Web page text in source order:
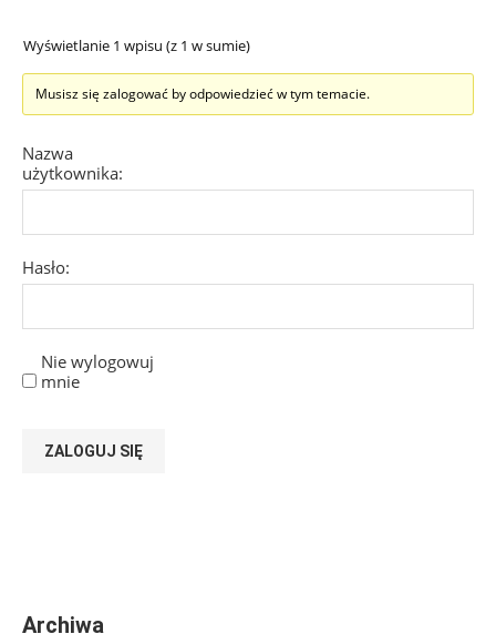
Wyświetlanie 1 wpisu (z 1 w sumie)
Musisz się zalogować by odpowiedzieć w tym temacie.
Nazwa
użytkownika:
Hasło:
Nie wylogowuj
mnie
ZALOGUJ SIĘ
Archiwa